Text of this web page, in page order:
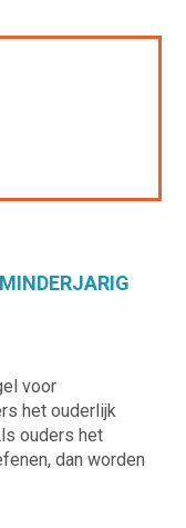
voor
het ouderlijk
ouders het
dan worden